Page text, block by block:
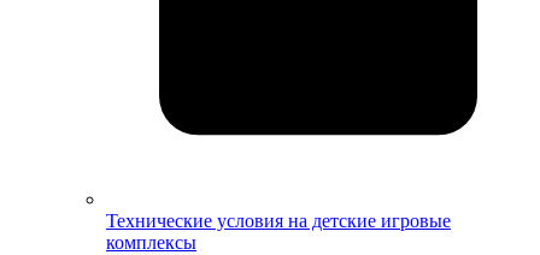
Технические условия на детские игровые
комплексы